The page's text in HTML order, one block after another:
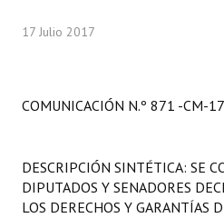
LEGISLACIÓN
17 Julio 2017
COMUNICACIÓN N.º 871 -CM-17
DESCRIPCIÓN SINTÉTICA: SE
DIPUTADOS Y SENADORES
LOS DERECHOS Y GARANTÍAS